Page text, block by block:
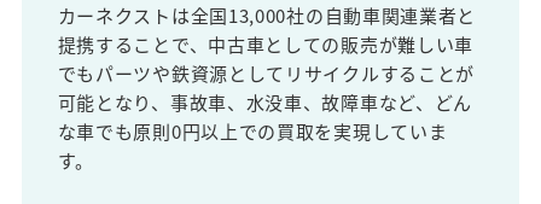
カーネクストは全国13,000社の自動車関連業者と
提携することで、中古車としての販売が難しい車
でもパーツや鉄資源としてリサイクルすることが
可能となり、事故車、水没車、故障車など、どん
な車でも原則0円以上での買取を実現していま
す。